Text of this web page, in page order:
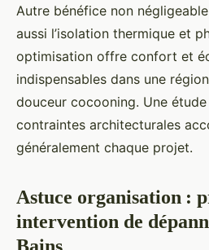
Autre bénéfice non négligeable
aussi l’isolation thermique et
optimisation offre confort et
indispensables dans une
douceur cocooning. Une
contraintes architecturales
généralement chaque projet.
Astuce organisation :
intervention de